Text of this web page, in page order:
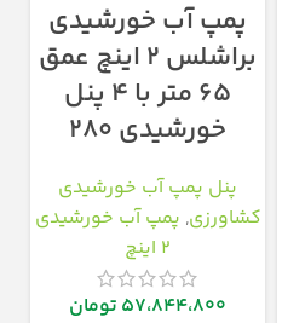
پمپ آب خورشیدی
براشلس ۲ اینچ عمق
۶۵ متر با ۴ پنل
خورشیدی ۲۸۰
پنل پمپ آب خورشیدی
کشاورزی, پمپ آب خورشیدی
2 اینچ
57،844،800 تومان